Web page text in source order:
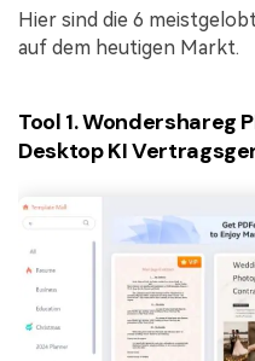
Hier sind die 6
auf dem heutigen Markt.
Tool 1. Wondershareg
Desktop KI